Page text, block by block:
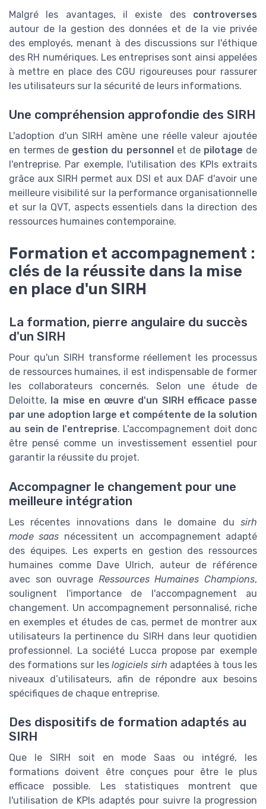
Malgré les avantages, il existe des controverses
autour de la gestion des données et de la vie privée
des employés, menant à des discussions sur l'éthique
des RH numériques. Les entreprises sont ainsi appelées
à mettre en place des CGU rigoureuses pour rassurer
les utilisateurs sur la sécurité de leurs informations.
Une compréhension approfondie des SIRH
L'adoption d'un SIRH amène une réelle valeur ajoutée
en termes de gestion du personnelet de pilotage de
l'entreprise. Par exemple, l'utilisation des KPIs extraits
grâce aux SIRH permet aux DSI et aux DAF d'avoir une
meilleure visibilité sur la performance organisationnelle
et sur la QVT, aspects essentiels dans la direction des
ressources humaines contemporaine.
Formation et accompagnement :
clés de la réussite dans la mise
en place d'un SIRH
La formation, pierre angulaire du succès
d'un SIRH
Pour qu'un SIRH transforme réellement les processus
de ressources humaines, il est indispensable de former
les collaborateurs concernés. Selon une étude de
Deloitte,
la mise en œuvre d'un SIRH efficace passe
par une adoption large et compétente de la solution
au sein de l'entreprise. L'accompagnement doit donc
être pensé comme un investissement essentiel pour
garantir la réussite du projet.
Accompagner le changement pour une
meilleure intégration
Les récentes innovations dans le domaine du sirh
mode saas nécessitent un accompagnement adapté
des équipes. Les experts en gestion des ressources
humaines comme Dave Ulrich, auteur de référence
avec son ouvrage Ressources Humaines Champions,
soulignent l'importance de l'accompagnement au
changement. Un accompagnement personnalisé, riche
en exemples et études de cas, permet de montrer aux
utilisateurs la pertinence du SIRH dans leur quotidien
professionnel. La société Lucca propose par exemple
des formations sur leslogiciels sirh adaptées à tous les
niveaux d’utilisateurs, afin de répondre aux besoins
spécifiques de chaque entreprise.
Des dispositifs de formation adaptés au
SIRH
Que le SIRH soit en mode Saas ou intégré, les
formations doivent être conçues pour être le plus
efficace possible. Les statistiques montrent que
l'utilisation de KPIs adaptés pour suivre la progression